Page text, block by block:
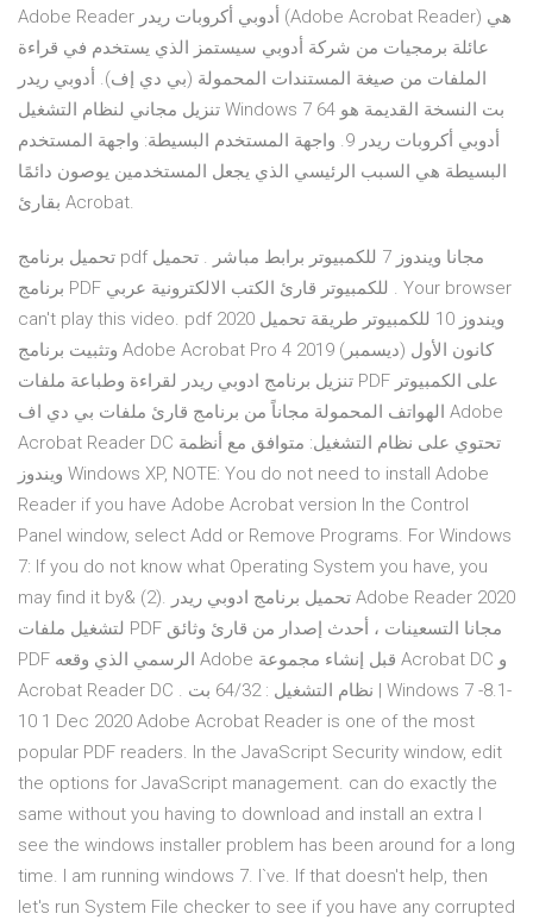
Adobe Reader أدوبي أكروبات ريدر (Adobe Acrobat Reader) هي
عائلة برمجيات من شركة أدوبي سيستمز الذي يستخدم في قراءة
الملفات من صيغة المستندات المحمولة (بي دي إف). أدوبي ريدر
تنزيل مجاني لنظام التشغيل Windows 7 64 بت النسخة القديمة هو
أدوبي أكروبات ريدر 9. واجهة المستخدم البسيطة: واجهة المستخدم
البسيطة هي السبب الرئيسي الذي يجعل المستخدمين يوصون دائمًا
بقارئ Acrobat.
تحميل برنامج pdf مجانا ويندوز 7 للكمبيوتر برابط مباشر . تحميل
برنامج PDF للكمبيوتر قارئ الكتب الالكترونية عربي . Your browser
can't play this video. pdf 2020 ويندوز 10 للكمبيوتر طريقة تحميل
وتثبيت برنامج Adobe Acrobat Pro 4 كانون الأول (ديسمبر) 2019
تنزيل برنامج ادوبي ريدر لقراءة وطباعة ملفات PDF على الكمبيوتر
الهواتف المحمولة مجاناً من برنامج قارئ ملفات بي دي اف Adobe
Acrobat Reader DC تحتوي على نظام التشغيل: متوافق مع أنظمة
ويندوز Windows XP, NOTE: You do not need to install Adobe
Reader if you have Adobe Acrobat version In the Control
Panel window, select Add or Remove Programs. For Windows
7: If you do not know what Operating System you have, you
may find it by& (2). تحميل برنامج ادوبي ريدر Adobe Reader 2020
لتشغيل ملفات PDF مجانا التسعينات ، أحدث إصدار من قارئ وثائق
PDF الرسمي الذي وقعه Adobe قبل إنشاء مجموعة Acrobat DC و
Acrobat Reader DC . نظام التشغيل : 64/32 بت | Windows 7 -8.1-
10 1 Dec 2020 Adobe Acrobat Reader is one of the most
popular PDF readers. In the JavaScript Security window, edit
the options for JavaScript management. can do exactly the
same without you having to download and install an extra I
see the windows installer problem has been around for a long
time. I am running windows 7. I`ve. If that doesn't help, then
let's run System File checker to see if you have any corrupted